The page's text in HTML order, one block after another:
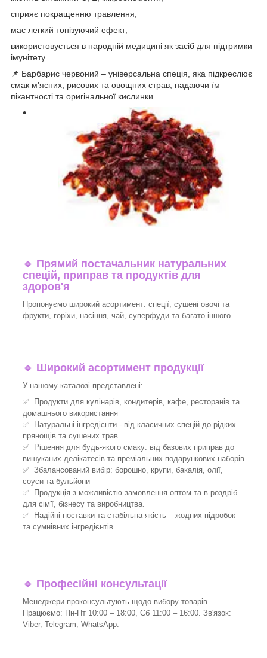
сприяє покращенню травлення;
має легкий тонізуючий ефект;
використовується в народній медицині як засіб для підтримки
імунітету.
📌 Барбарис червоний – універсальна спеція, яка підкреслює
смак м'ясних, рисових та овощних страв, надаючи їм
пікантності та оригінальної кислинки.
🔹 Прямий постачальник натуральних
спецій, приправ та продуктів для
здоров'я
Пропонуємо широкий асортимент: спеції, сушені овочі та
фрукти, горіхи, насіння, чай, суперфуди та багато іншого
🔹 Широкий асортимент продукції
У нашому каталозі представлені:
✅ Продукти для кулінарів, кондитерів, кафе, ресторанів та
домашнього використання
✅ Натуральні інгредієнти - від класичних спецій до рідких
прянощів та сушених трав
✅ Рішення для будь-якого смаку: від базових приправ до
вишуканих делікатесів та преміальних подарункових наборів
✅ Збалансований вибір: борошно, крупи, бакалія, олії,
соуси та бульйони
✅ Продукція з можливістю замовлення оптом та в роздріб –
для сім'ї, бізнесу та виробництва.
✅ Надійні поставки та стабільна якість – жодних підробок
та сумнівних інгредієнтів
🔹 Професійні консультації
Менеджери проконсультують щодо вибору товарів.
Працюємо: Пн-Пт 10:00 – 18:00, Сб 11:00 – 16:00. Зв'язок:
Viber, Telegram, WhatsApp.